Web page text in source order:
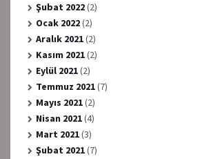
Şubat 2022(2)
Ocak 2022(2)
Aralık 2021(2)
Kasım 2021(2)
Eylül 2021(2)
Temmuz 2021(7)
Mayıs 2021(2)
Nisan 2021(4)
Mart 2021(3)
Şubat 2021(7)